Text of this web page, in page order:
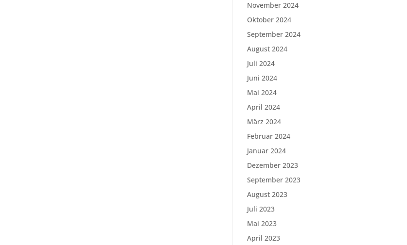
November 2024
Oktober 2024
September 2024
August 2024
Juli 2024
Juni 2024
Mai 2024
April 2024
März 2024
Februar 2024
Januar 2024
Dezember 2023
September 2023
August 2023
Juli 2023
Mai 2023
April 2023